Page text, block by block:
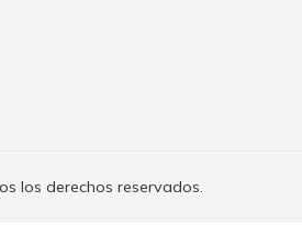
los derechos reservados.